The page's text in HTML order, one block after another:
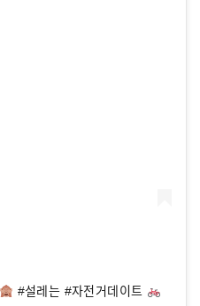
#설레는 #자전거데이트